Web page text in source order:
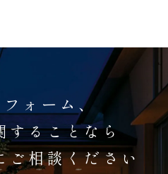
ォーム、
することなら
ご相談ください